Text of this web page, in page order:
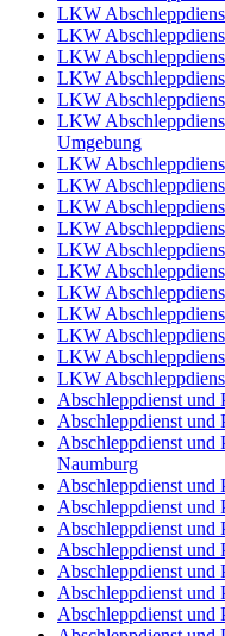
LKW
LKW
LKW
LKW
LKW
LKW
Umgebung
LKW
LKW
LKW
LKW
LKW
LKW
LKW
LKW
LKW
LKW
LKW
Abschleppdienst und
Abschleppdienst und
Abschleppdienst und
Naumburg
Abschleppdienst und
Abschleppdienst und
Abschleppdienst und
Abschleppdienst und
Abschleppdienst und
Abschleppdienst und
Abschleppdienst und